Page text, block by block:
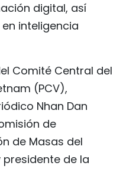
digital, así
inteligencia
Comité Central del
(PCV),
Nhan Dan
de
de Masas del
presidente de la